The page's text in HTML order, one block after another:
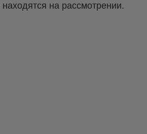
на рассмотрении.